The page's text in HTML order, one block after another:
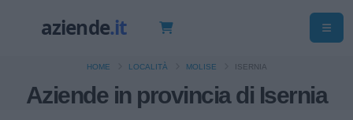
Aziende in provincia di Isernia
HOME LOCALITÀ MOLISE ISERNIA